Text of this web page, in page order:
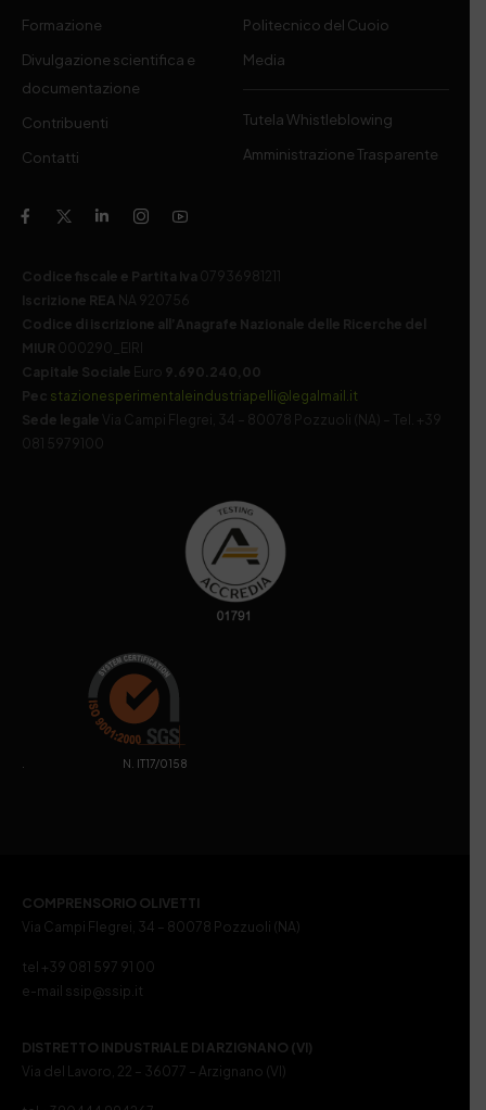
Formazione
Divulgazione scientifica e
documentazione
Contribuenti
Contatti
Politecnico del Cuoio
Media
Tutela Whistleblowing
Amministrazione Trasparente
Codice fiscale e Partita Iva 07936981211
Iscrizione REA NA 920756
Codice di iscrizione all’Anagrafe Nazionale delle Ricerche del
MIUR 000290_EIRI
Capitale Sociale Euro 9.690.240,00
Pec stazionesperimentaleindustriapelli@legalmail.it
Sede legale
Via Campi Flegrei, 34 – 80078 Pozzuoli (NA) – Tel. +39
081 5979100
. N. IT17/0158
COMPRENSORIO OLIVETTI
Via Campi Flegrei, 34 – 80078 Pozzuoli (NA)
tel +39 081 597 91 00
e-mail ssip@ssip.it
DISTRETTO INDUSTRIALE DI ARZIGNANO (VI)
Via del Lavoro, 22 – 36077 – Arzignano (VI)